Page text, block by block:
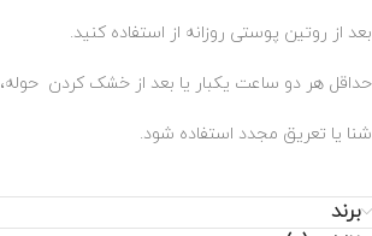
بعد از روتین پوستی روزانه از استفاده کنید.
حداقل هر دو ساعت یکبار یا بعد از خشک کردن حوله،
شنا یا تعریق مجدد استفاده شود.
برند